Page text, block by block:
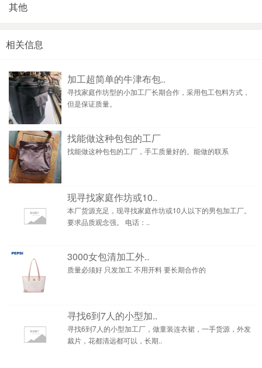
其他
相关信息
加工超简单的牛津布包..
寻找家庭作坊型的小加工厂长期合作，采用包工包料方式，
但是保证质量。
找能做这种包包的工厂
找能做这种包包的工厂，手工质量好的。能做的联系
现寻找家庭作坊或10..
本厂货源充足，现寻找家庭作坊或10人以下的男包加工厂。
要求品质观念强。 电话：..
3000女包清加工外..
质量必须好 只发加工 不用开料 要长期合作的
寻找6到7人的小型加..
寻找6到7人的小型加工厂，做童装连衣裙，一手货源，外发
裁片，花都清远都可以，长期..